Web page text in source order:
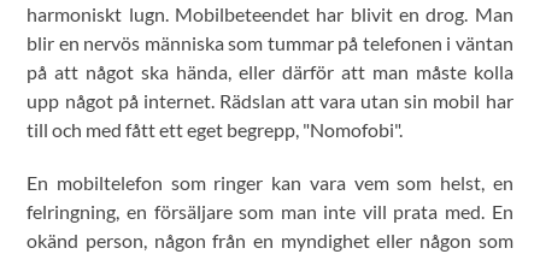
harmoniskt lugn. Mobilbeteendet har blivit en drog. Man
blir en nervös människa som tummar på telefonen i väntan
på att något ska hända, eller därför att man måste kolla
upp något på internet. Rädslan att vara utan sin mobil har
till och med fått ett eget begrepp, "Nomofobi".
En mobiltelefon som ringer kan vara vem som helst, en
felringning, en försäljare som man inte vill prata med. En
okänd person, någon från en myndighet eller någon som